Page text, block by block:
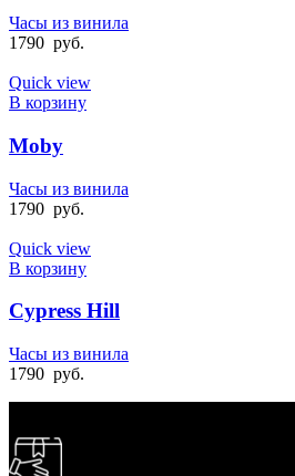
Часы из винила
1790 руб.
Quick view
В корзину
Moby
Часы из винила
1790 руб.
Quick view
В корзину
Cypress Hill
Часы из винила
1790 руб.